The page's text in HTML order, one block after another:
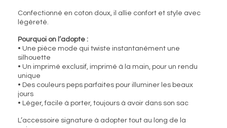
Confectionné en coton doux, il allie confort et style avec
légèreté.
Pourquoi on l’adopte :
• Une pièce mode qui twiste instantanément une
silhouette
• Un imprimé exclusif, imprimé à la main, pour un rendu
unique
• Des couleurs peps parfaites pour illuminer les beaux
jours
• Léger, facile à porter, toujours à avoir dans son sac
L’accessoire signature à adopter tout au long de la